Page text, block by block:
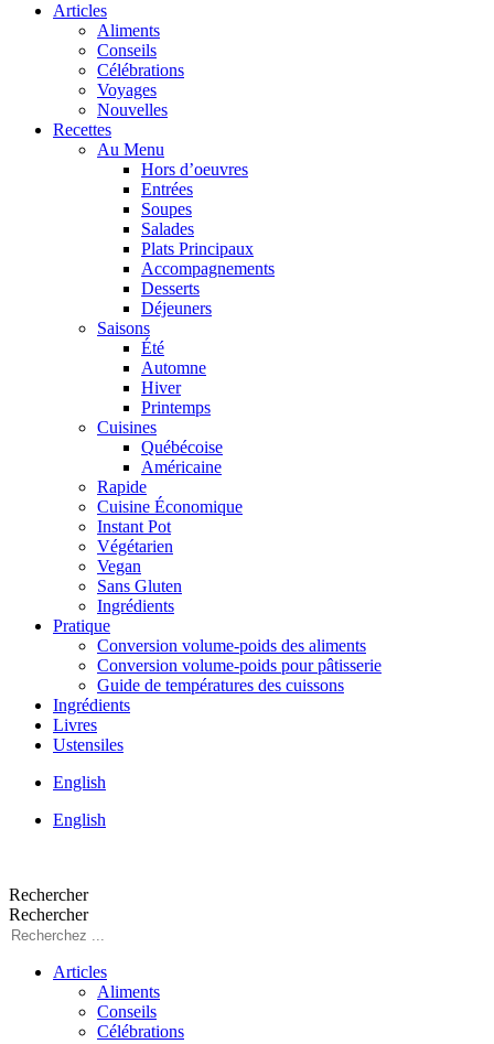
Articles
Aliments
Conseils
Célébrations
Voyages
Nouvelles
Recettes
Au Menu
Hors d’oeuvres
Entrées
Soupes
Salades
Plats Principaux
Accompagnements
Desserts
Déjeuners
Saisons
Été
Automne
Hiver
Printemps
Cuisines
Québécoise
Américaine
Rapide
Cuisine Économique
Instant Pot
Végétarien
Vegan
Sans Gluten
Ingrédients
Pratique
Conversion volume-poids des aliments
Conversion volume-poids pour pâtisserie
Guide de températures des cuissons
Ingrédients
Livres
Ustensiles
English
English
Rechercher
Rechercher
Articles
Aliments
Conseils
Célébrations